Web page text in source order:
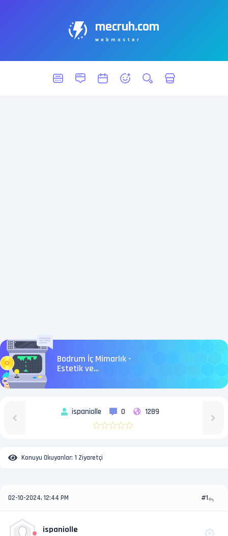
mecruh.com
webmaster
Bodrum İç Mimarlık -
Estetik ve
Uzman Eller
ispaniolle 0 1289
Konuyu Okuyanlar: 1 Ziyaretçi
02-10-2024, 12:44 PM #1
ispaniolle